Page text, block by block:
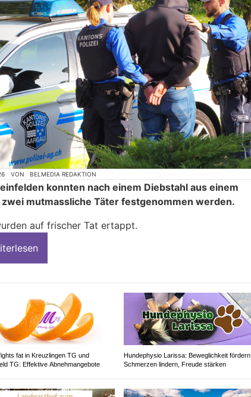
VON BELMEDIA REDAKTION
konnten nach einem Diebstahl aus einem
mutmassliche Täter festgenommen werden.
auf frischer Tat ertappt.
fat in Kreuzlingen TG und
TG: Effektive Abnehmangebote
Hundephysio Larissa: Beweglichkeit fördern,
Schmerzen lindern, Freude stärken